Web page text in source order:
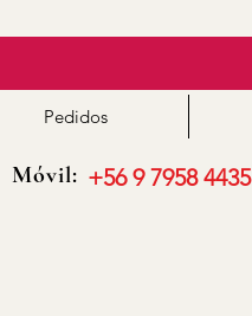
Pedidos
+56 9 7958 4435
Móvil: